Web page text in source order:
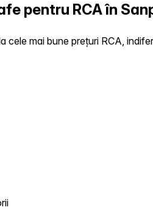
pentru RCA în
cele mai bune prețuri RCA,